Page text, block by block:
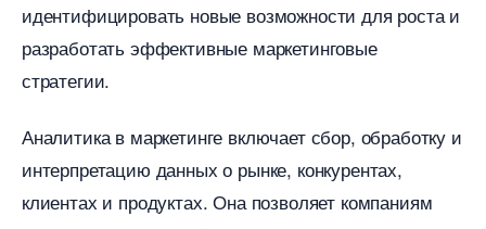
идентифицировать новые возможности для роста и
разработать эффективные маркетинговые
стратегии.
Аналитика в маркетинге включает сбор, обработку и
интерпретацию данных о рынке, конкурентах,
клиентах и продуктах. Она позволяет компаниям